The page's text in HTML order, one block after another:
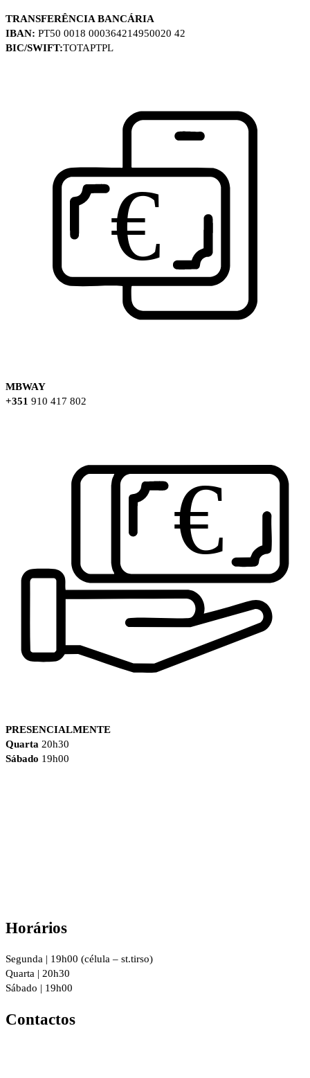
TRANSFERÊNCIA BANCÁRIA
IBAN: PT50 0018 000364214950020 42
BIC/SWIFT:TOTAPTPL
€
MBWAY
+351 910 417 802
€
PRESENCIALMENTE
Quarta 20h30
Sábado 19h00
Horários
Segunda | 19h00 (célula – st.tirso)
Quarta | 20h30
Sábado | 19h00
Contactos